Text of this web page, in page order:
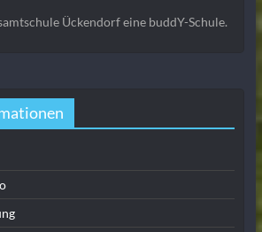
Ückendorf eine buddY-Schule.